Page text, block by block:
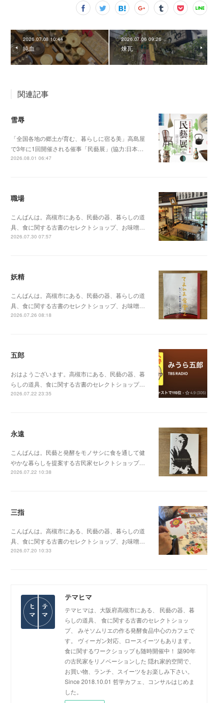
2026.07.08 10:44
純血
2026.07.06 09:26
煉瓦
関連記事
雪辱
「全国各地の郷土が育む、暮らしに宿る美」高島屋
で3年に1回開催される催事「民藝展」(協力:日本…
2026.08.01 06:47
職場
こんばんは。高槻市にある、民藝の器、暮らしの道
具、食に関する古書のセレクトショップ、お味噌…
2026.07.30 07:57
妖精
こんばんは。高槻市にある、民藝の器、暮らしの道
具、食に関する古書のセレクトショップ、お味噌…
2026.07.26 08:18
五郎
おはようございます。高槻市にある、民藝の器、暮
らしの道具、食に関する古書のセレクトショップ…
2026.07.22 23:35
永遠
こんばんは。民藝と発酵をモノサシに食を通して健
やかな暮らしを提案する古民家セレクトショップ…
2026.07.22 10:38
三指
こんばんは。高槻市にある、民藝の器、暮らしの道
具、食に関する古書のセレクトショップ、お味噌…
2026.07.20 10:33
テマヒマ
テマヒマは、大阪府高槻市にある、 民藝の器、暮
らしの道具、 食に関する古書のセレクトショッ
プ、 みそソムリエの作る発酵食品中心のカフェで
す。 ヴィーガン対応、ロースイーツもあります。
食に関するワークショップも随時開催中！ 築90年
の古民家をリノベーションした 隠れ家的空間で、
お買い物、ランチ、スイーツをお楽しみ下さい。
Since 2018.10.01 哲学カフェ、コンサルはじめま
した。